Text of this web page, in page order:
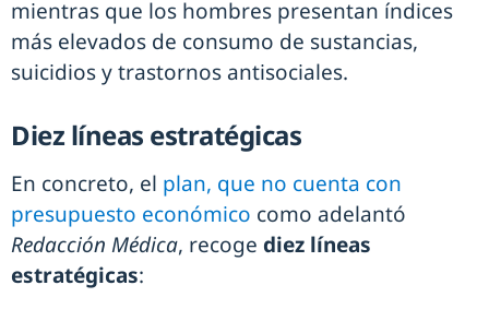
mientras que los hombres presentan índices
más elevados de consumo de sustancias,
suicidios y trastornos antisociales.
Diez líneas estratégicas
En concreto, el plan, que no cuenta con
presupuesto económico como adelantó
Redacción Médica, recoge diez líneas
estratégicas: